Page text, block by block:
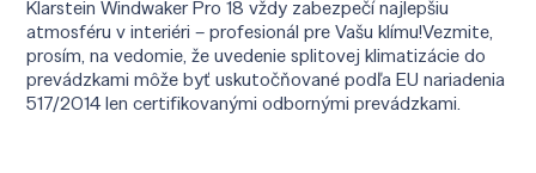
Klarstein Windwaker Pro 18 vždy zabezpečí najlepšiu
atmosféru v interiéri – profesionál pre Vašu klímu!Vezmite,
prosím, na vedomie, že uvedenie splitovej klimatizácie do
prevádzkami môže byť uskutočňované podľa EU nariadenia
517/2014 len certifikovanými odbornými prevádzkami.